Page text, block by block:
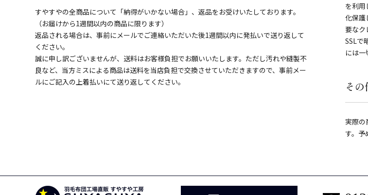
すやすやの全商品について「納得がいかない場合」、返品をお受けいたしております。
（お届けから1週間以内の商品に限ります）
返品される場合は、事前にメールでご連絡いただいた後1週間以内に発払いで送り返して
ください。
誠に申し訳ございませんが、送料はお客様負担でお願いいたします。ただし汚れや縫製不
良など、当方ミスによる商品は送料を当店負担で交換させていただきますので、事前メー
ルにご記入の上着払いにて送り返してください。
を利用
化保護
要なク
SSLで
には一
そ
実際の
す。予